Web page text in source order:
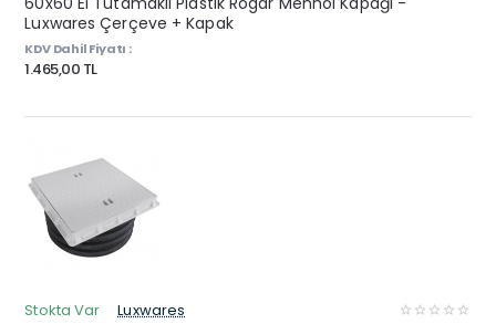
Luxwares Çerçeve + Kapak
KDV Dahil Fiyatı :
1.465,00 TL
Stokta Var Luxwares